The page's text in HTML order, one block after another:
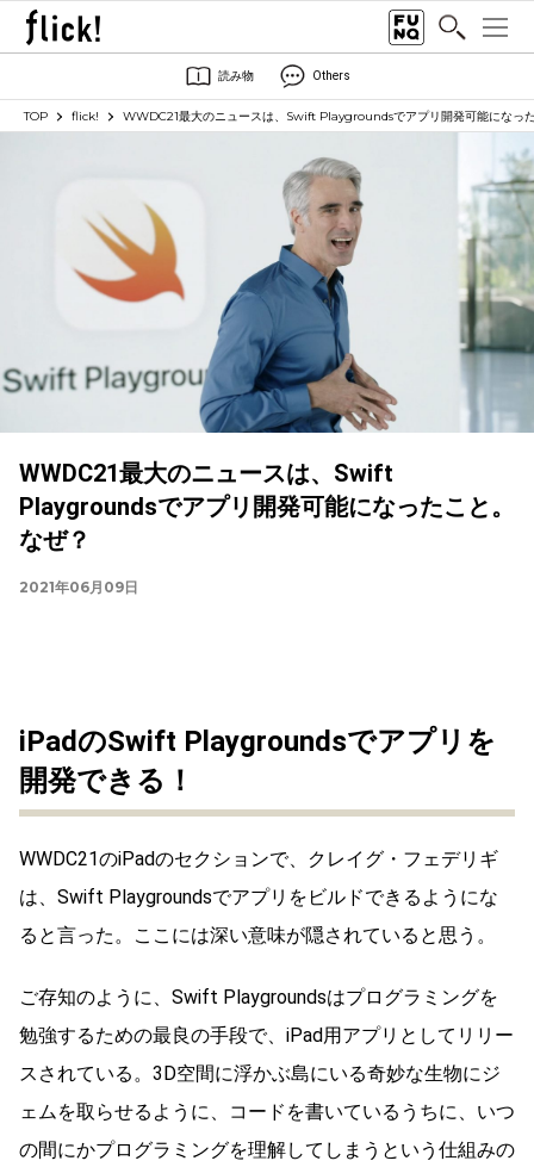
読み物 Others
TOP flick! WWDC21最大のニュースは、Swift Playgroundsでアプリ開発可能になっ
WWDC21最大のニュースは、Swift
Playgroundsでアプリ開発可能になったこと。
なぜ？
2021年06月09日
iPadのSwift Playgroundsでアプリを
開発できる！
WWDC21のiPadのセクションで、クレイグ・フェデリギ
は、Swift Playgroundsでアプリをビルドできるようにな
ると言った。ここには深い意味が隠されていると思う。
ご存知のように、Swift Playgroundsはプログラミングを
勉強するための最良の手段で、iPad用アプリとしてリリー
スされている。3D空間に浮かぶ島にいる奇妙な生物にジ
ェムを取らせるように、コードを書いているうちに、いつ
の間にかプログラミングを理解してしまうという仕組みの